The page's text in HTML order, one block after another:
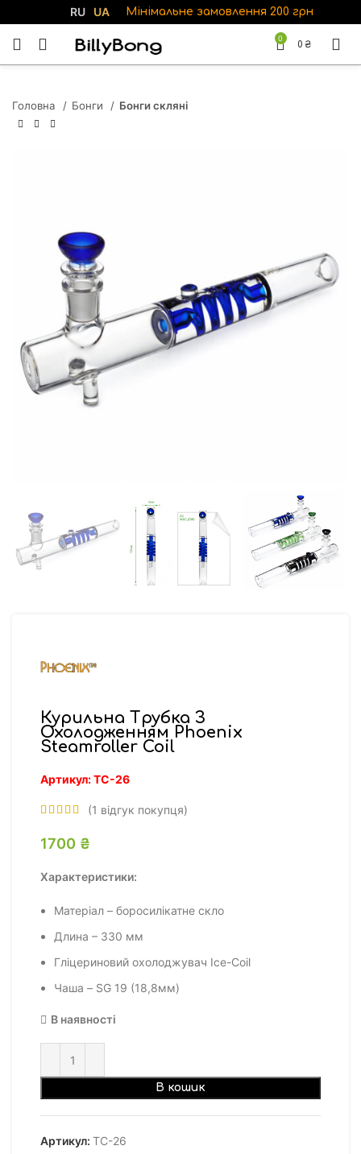
RU UA Мінімальне замовлення 200 грн
0
0 ₴
Головна Бонги Бонги скляні
Курильна Трубка З
Охолодженням Phoenix
Steamroller Coil
Артикул:ТС-26
(1 відгук покупця)
1700 ₴
Характеристики:
Матеріал – боросилікатне скло
Длина – 330 мм
Гліцериновий охолоджувач Ice-Coil
Чаша – SG 19 (18,8мм)
В наявності
В кошик
Артикул: ТС-26